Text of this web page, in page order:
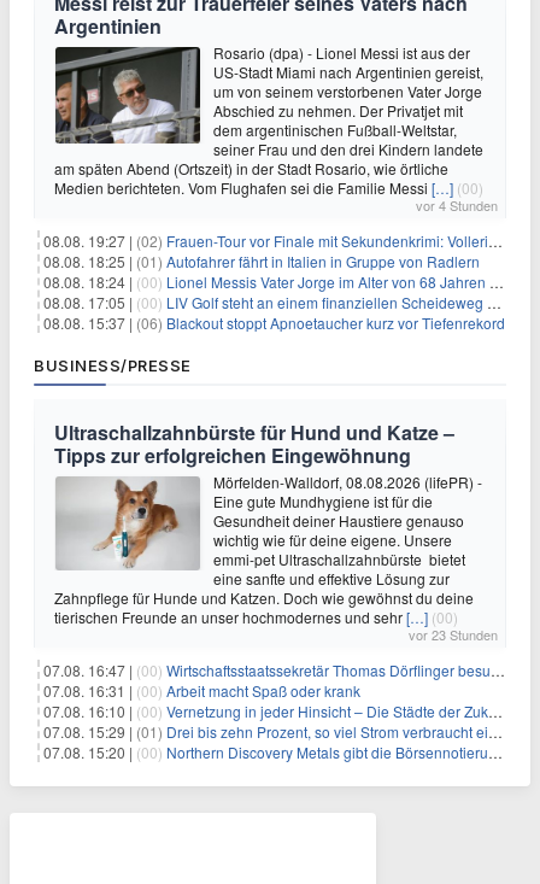
Argentinien
Rosario (dpa) - Lionel Messi ist aus der
US-Stadt Miami nach Argentinien gereist,
um von seinem verstorbenen Vater Jorge
Abschied zu nehmen. Der Privatjet mit
dem argentinischen Fußball-Weltstar,
seiner Frau und den drei Kindern landete
am späten Abend (Ortszeit) in der Stadt Rosario, wie örtliche
Medien berichteten. Vom Flughafen sei die Familie Messi […] (00)
vor 4 Stunden
08.08. 19:27 | (02) Frauen-Tour vor Finale mit Sekundenkrimi: Vollering in Gelb
08.08. 18:25 | (01) Autofahrer fährt in Italien in Gruppe von Radlern
08.08. 18:24 | (00) Lionel Messis Vater Jorge im Alter von 68 Jahren gestorben
08.08. 17:05 | (00) LIV Golf steht an einem finanziellen Scheideweg auf der Suche nach neuen Investitionen
08.08. 15:37 | (06) Blackout stoppt Apnoetaucher kurz vor Tiefenrekord
BUSINESS/PRESSE
Ultraschallzahnbürste für Hund und Katze –
Tipps zur erfolgreichen Eingewöhnung
Mörfelden-Walldorf, 08.08.2026 (lifePR) -
Eine gute Mundhygiene ist für die
Gesundheit deiner Haustiere genauso
wichtig wie für deine eigene. Unsere
emmi-pet Ultraschallzahnbürste bietet
eine sanfte und effektive Lösung zur
Zahnpflege für Hunde und Katzen. Doch wie gewöhnst du deine
tierischen Freunde an unser hochmodernes und sehr[…] (00)
vor 23 Stunden
07.08. 16:47 | (00) Wirtschaftsstaatssekretär Thomas Dörflinger besucht Handwerksbetrieb im Kammerbezirk Freiburg
07.08. 16:31 | (00) Arbeit macht Spaß oder krank
07.08. 16:10 | (00) Vernetzung in jeder Hinsicht – Die Städte der Zukunft sind grün-blau
07.08. 15:29 | (01) Drei bis zehn Prozent, so viel Strom verbraucht ein Aufzug im Gebäude
07.08. 15:20 | (00) Northern Discovery Metals gibt die Börsennotierung an der Frankfurter Wertpapierbörse bekannt